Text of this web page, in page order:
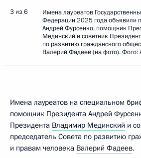
3 из 6
Имена лауреатов
Федерации 2025 года объявили
Андрей Фурсенко, помощник
Мединский и советник
по развитию гражданского
Валерий Фадеев (на фото).
Имена лауреатов на специальном
помощник Президента Андрей
Президента Владимир Мединский и
председатель Совета по развитию
и правам человека Валерий Фадеев.